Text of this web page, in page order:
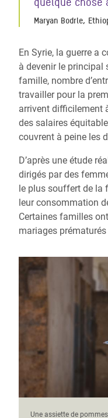
Maryan Bodrle,
En Syrie, la guerre a
à devenir le principal
famille, nombre
travailler pour la
arrivent difficilement
des salaires
couvrent à peine les
D’après une étude
dirigés par des
le plus souffert de la
leur consommation
Certaines familles
mariages
Une assiette de